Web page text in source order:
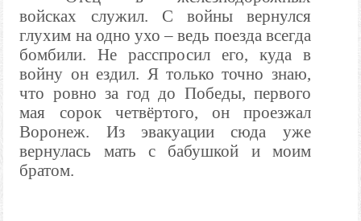
войсках служил. С войны вернулся
глухим на одно ухо – ведь поезда всегда
бомбили. Не расспросил его, куда в
войну он ездил. Я только точно знаю,
что ровно за год до Победы, первого
мая сорок четвёртого, он проезжал
Воронеж. Из эвакуации сюда уже
вернулась мать с бабушкой и моим
братом.